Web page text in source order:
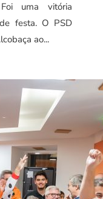
uma vitória
festa. O PSD
ao...